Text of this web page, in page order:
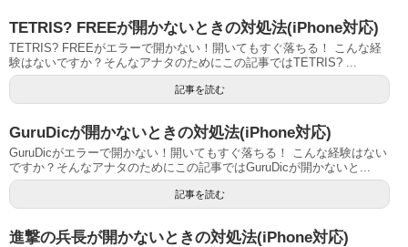
TETRIS? FREEが開かないときの対処法(iPhone対応)
TETRIS? FREEがエラーで開かない！開いてもすぐ落ちる！ こんな経
験はないですか？そんなアナタのためにこの記事ではTETRIS? ...
記事を読む
GuruDicが開かないときの対処法(iPhone対応)
GuruDicがエラーで開かない！開いてもすぐ落ちる！ こんな経験はない
ですか？そんなアナタのためにこの記事ではGuruDicが開かないと...
記事を読む
進撃の兵長が開かないときの対処法(iPhone対応)